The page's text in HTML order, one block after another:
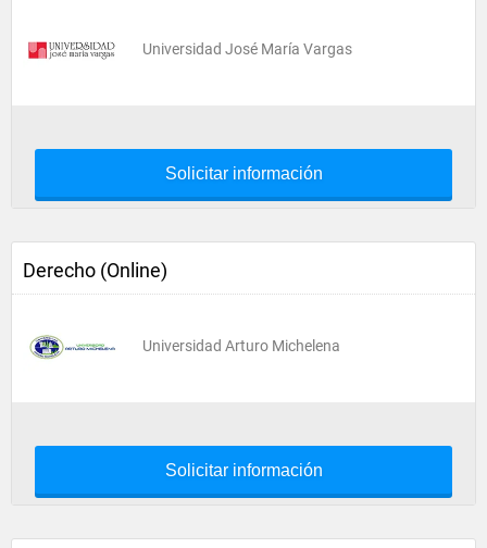
Universidad José María Vargas
Solicitar información
Derecho (Online)
Universidad Arturo Michelena
Solicitar información